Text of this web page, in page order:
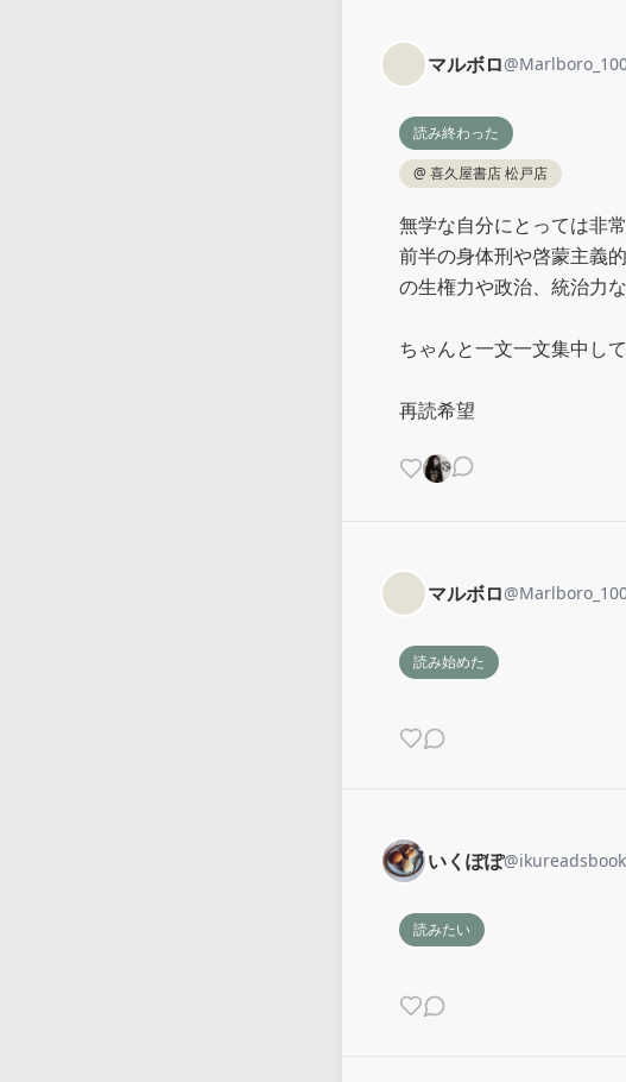
マルボロ@
読み終わった
@ 喜久屋書店 松戸店
無学な自分にとっては非
前半の身体刑や啓蒙主義
の生権力や政治、統治力
ちゃんと一文一文集中し
再読希望
マルボロ@
読み始めた
いくぽぽ@
読みたい